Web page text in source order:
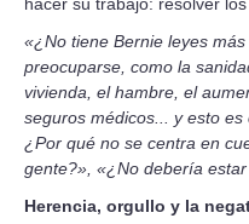
hacer su trabajo: resolver
«¿No tiene Bernie leyes
preocuparse, como la
vivienda, el hambre, el
seguros médicos... y esto
¿Por qué no se centra en
gente?», «¿No debería
Herencia, orgullo y la